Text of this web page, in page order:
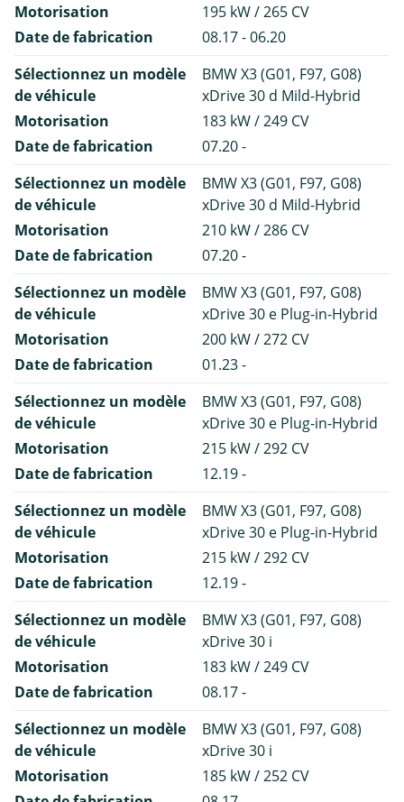
Motorisation
195 kW / 265 CV
Date de fabrication
08.17 - 06.20
Sélectionnez un modèle
de véhicule
BMW X3 (G01, F97, G08)
xDrive 30 d Mild-Hybrid
Motorisation
183 kW / 249 CV
Date de fabrication
07.20 -
Sélectionnez un modèle
de véhicule
BMW X3 (G01, F97, G08)
xDrive 30 d Mild-Hybrid
Motorisation
210 kW / 286 CV
Date de fabrication
07.20 -
Sélectionnez un modèle
de véhicule
BMW X3 (G01, F97, G08)
xDrive 30 e Plug-in-Hybrid
Motorisation
200 kW / 272 CV
Date de fabrication
01.23 -
Sélectionnez un modèle
de véhicule
BMW X3 (G01, F97, G08)
xDrive 30 e Plug-in-Hybrid
Motorisation
215 kW / 292 CV
Date de fabrication
12.19 -
Sélectionnez un modèle
de véhicule
BMW X3 (G01, F97, G08)
xDrive 30 e Plug-in-Hybrid
Motorisation
215 kW / 292 CV
Date de fabrication
12.19 -
Sélectionnez un modèle
de véhicule
BMW X3 (G01, F97, G08)
xDrive 30 i
Motorisation
183 kW / 249 CV
Date de fabrication
08.17 -
Sélectionnez un modèle
de véhicule
BMW X3 (G01, F97, G08)
xDrive 30 i
Motorisation
185 kW / 252 CV